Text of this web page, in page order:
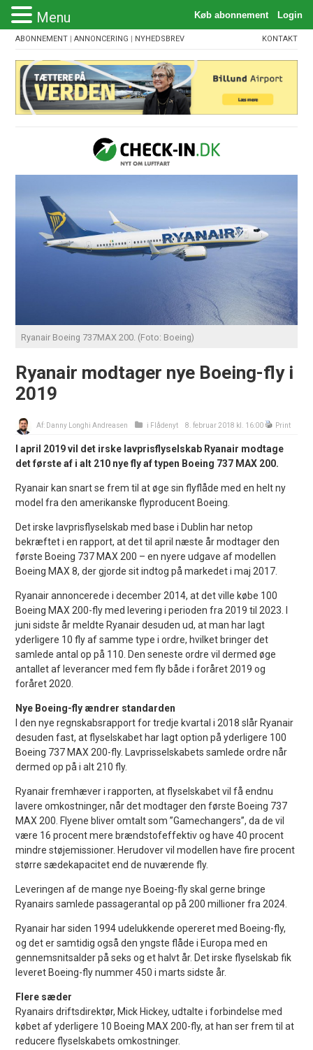
ABONNEMENT |ANNONCERING | NYHEDSBREV KONTAKT
Ryanair Boeing 737MAX 200. (Foto: Boeing)
Ryanair modtager nye Boeing-fly i
2019
Af: Danny Longhi Andreasen i Flådenyt 8. februar 2018 kl. 16:00 Print
I april 2019 vil det irske lavprisflyselskab Ryanair modtage
det første af i alt 210 nye fly af typen Boeing 737 MAX 200.
Ryanair kan snart se frem til at øge sin flyflåde med en helt ny
model fra den amerikanske flyproducent Boeing.
Det irske lavprisflyselskab med base i Dublin har netop
bekræftet i en rapport, at det til april næste år modtager den
første Boeing 737 MAX 200 – en nyere udgave af modellen
Boeing MAX 8, der gjorde sit indtog på markedet i maj 2017.
Ryanair annoncerede i december 2014, at det ville købe 100
Boeing MAX 200-fly med levering i perioden fra 2019 til 2023. I
juni sidste år meldte Ryanair desuden ud, at man har lagt
yderligere 10 fly af samme type i ordre, hvilket bringer det
samlede antal op på 110. Den seneste ordre vil dermed øge
antallet af leverancer med fem fly både i foråret 2019 og
foråret 2020.
Nye Boeing-fly ændrer standarden
I den nye regnskabsrapport for tredje kvartal i 2018 slår Ryanair
desuden fast, at flyselskabet har lagt option på yderligere 100
Boeing 737 MAX 200-fly. Lavprisselskabets samlede ordre når
dermed op på i alt 210 fly.
Ryanair fremhæver i rapporten, at flyselskabet vil få endnu
lavere omkostninger, når det modtager den første Boeing 737
MAX 200. Flyene bliver omtalt som ”Gamechangers”, da de vil
være 16 procent mere brændstofeffektiv og have 40 procent
mindre støjemissioner. Herudover vil modellen have fire procent
større sædekapacitet end de nuværende fly.
Leveringen af de mange nye Boeing-fly skal gerne bringe
Ryanairs samlede passagerantal op på 200 millioner fra 2024.
Ryanair har siden 1994 udelukkende opereret med Boeing-fly,
og det er samtidig også den yngste flåde i Europa med en
gennemsnitsalder på seks og et halvt år. Det irske flyselskab fik
leveret Boeing-fly nummer 450 i marts sidste år.
Flere sæder
Ryanairs driftsdirektør, Mick Hickey, udtalte i forbindelse med
købet af yderligere 10 Boeing MAX 200-fly, at han ser frem til at
reducere flyselskabets omkostninger.
Menu